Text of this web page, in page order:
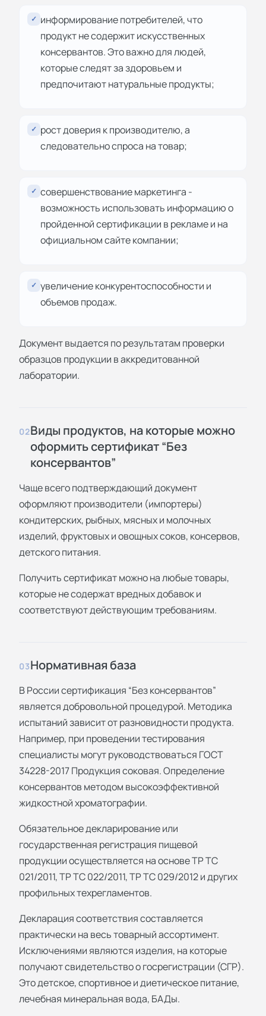
✓ информирование потребителей, что
продукт не содержит искусственных
консервантов. Это важно для людей,
которые следят за здоровьем и
предпочитают натуральные продукты;
✓ рост доверия к производителю, а
следовательно спроса на товар;
✓ совершенствование маркетинга -
возможность использовать информацию о
пройденной сертификации в рекламе и на
официальном сайте компании;
✓ увеличение конкурентоспособности и
объемов продаж.
Документ выдается по результатам проверки
образцов продукции в аккредитованной
лаборатории.
02Виды продуктов, на которые можно
оформить сертификат “Без
консервантов”
Чаще всего подтверждающий документ
оформляют производители (импортеры)
кондитерских, рыбных, мясных и молочных
изделий, фруктовых и овощных соков, консервов,
детского питания.
Получить сертификат можно на любые товары,
которые не содержат вредных добавок и
соответствуют действующим требованиям.
03Нормативная база
В России сертификация “Без консервантов”
является добровольной процедурой. Методика
испытаний зависит от разновидности продукта.
Например, при проведении тестирования
специалисты могут руководствоваться ГОСТ
34228-2017 Продукция соковая. Определение
консервантов методом высокоэффективной
жидкостной хроматографии.
Обязательное декларирование или
государственная регистрация пищевой
продукции осуществляется на основе ТР ТС
021/2011, ТР ТС 022/2011, ТР ТС 029/2012 и других
профильных техрегламентов.
Декларация соответствия составляется
практически на весь товарный ассортимент.
Исключениями являются изделия, на которые
получают свидетельство о госрегистрации (СГР).
Это детское, спортивное и диетическое питание,
лечебная минеральная вода, БАДы.